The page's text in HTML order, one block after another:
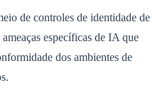
de controles de identidade de
específicas de IA que
dos ambientes de